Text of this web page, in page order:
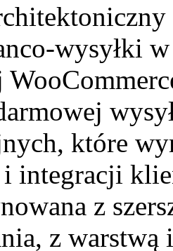
wysyłki
które
integracji
z
z